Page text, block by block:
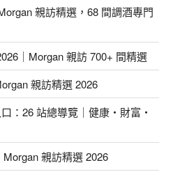
親訪精選，68 間調酒專門
｜Morgan 親訪 700+ 間精選
親訪精選 2026
：26 站總導覽｜健康・財富・
親訪精選 2026